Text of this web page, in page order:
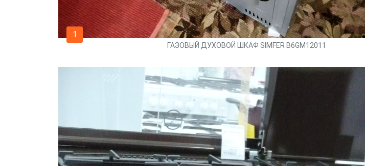
1
ГАЗОВЫЙ ДУХОВОЙ ШКАФ SIMFER B6GM12011